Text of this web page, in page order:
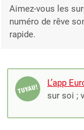
Aimez-vous les
numéro de rêve
rapide.
L’app
sur soi ;